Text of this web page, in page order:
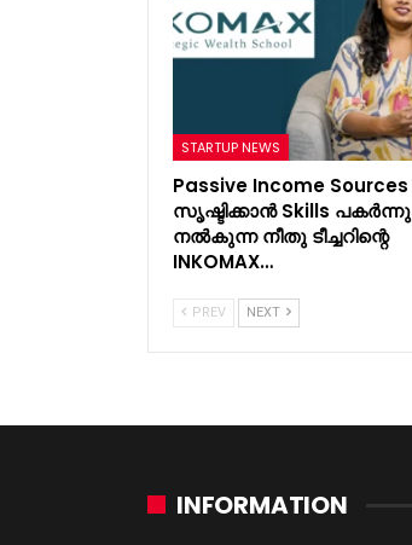
STARTUP NEWS
Passive Income Sources
സൃഷ്ടിക്കാൻ Skills പകർന്നു
നൽകുന്ന നീതു ടീച്ചറിന്റെ
INKOMAX…
PREV NEXT
INFORMATION